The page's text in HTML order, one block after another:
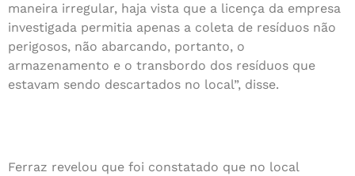
maneira irregular, haja vista que a licença da empresa
investigada permitia apenas a coleta de resíduos não
perigosos, não abarcando, portanto, o
armazenamento e o transbordo dos resíduos que
estavam sendo descartados no local”, disse.
Ferraz revelou que foi constatado que no local